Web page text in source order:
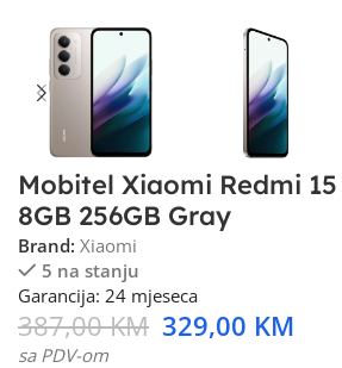
Mobitel Xiaomi Redmi
8GB 256GB Gray
Brand: Xiaomi
5 na stanju
Garancija: 24 mjeseca
387,00KM 329,00 KM
sa PDV-om